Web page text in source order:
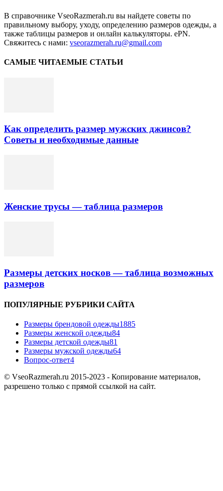
В справочнике VseoRazmerah.ru вы найдете советы по
правильному выбору, уходу, определению размеров одежды, а
также таблицы размеров и онлайн калькуляторы. ePN.
Свяжитесь с нами: vseorazmerah.ru@gmail.com
САМЫЕ ЧИТАЕМЫЕ СТАТЬИ
Как определить размер мужских джинсов?
Советы и необходимые данные
Женские трусы — таблица размеров
Размеры детских носков — таблица возможных
размеров
ПОПУЛЯРНЫЕ РУБРИКИ САЙТА
Размеры брендовой одежды1885
Размеры женской одежды84
Размеры детской одежды81
Размеры мужской одежды64
Вопрос-ответ4
© VseoRazmerah.ru 2015-2023 - Копирование материалов,
разрешено только с прямой ссылкой на сайт.